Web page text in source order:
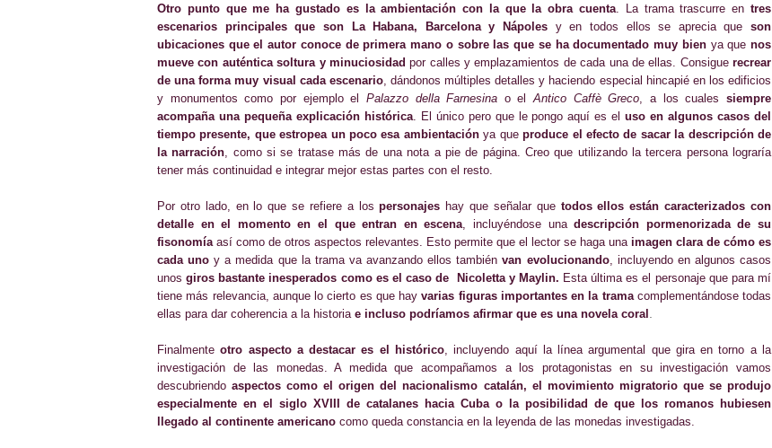
Otro punto que me ha gustado es la ambientación con la que la obra cuenta . La trama trascurre entres
escenarios principales que son La Habana, Barcelona y Nápoles y en todos ellos se aprecia que son
ubicaciones que el autor conoce de primera mano o sobre las que se ha documentado muy bienya quenos
mueve con auténtica soltura y minuciosidad por calles y emplazamientos de cada una de ellas. Consigue recrear
de una forma muy visual cada escenario, dándonos múltiples detalles y haciendo especial hincapié en los edificios
y monumentos como por ejemplo el Palazzo della Farnesina o elAntico Caffè Greco , a los cualessiempre
acompaña una pequeña explicación histórica. El único pero que le pongo aquí es eluso en algunos casos del
tiempo presente, que estropea un poco esa ambientaciónya queproduce el efecto de sacar la descripción de
la narración , como si se tratase más de una nota a pie de página. Creo que utilizando la tercera persona lograría
tener más continuidad e integrar mejor estas partes con el resto.
Por otro lado, en lo que se refiere a lospersonajes hay que señalar que todos ellos están caracterizados con
detalle en el momento en el que entran en escena , incluyéndose unadescripción pormenorizada de su
fisonomía así como de otros aspectos relevantes. Esto permite que el lector se haga una imagen clara de cómo es
cada uno y a medida que la trama va avanzando ellos tambiénvan evolucionando, incluyendo en algunos casos
unosgiros bastante inesperados como es el caso de Nicoletta y Maylin. Esta última es el personaje que para mí
tiene más relevancia, aunque lo cierto es que hayvarias figuras importantes en la tramacomplementándose todas
ellas para dar coherencia a la historia e incluso podríamos afirmar que es una novela coral
Finalmenteotro aspecto a destacar es el histórico, incluyendo aquí la línea argumental que gira en torno a la
investigación de las monedas. A medida que acompañamos a los protagonistas en su investigación vamos
descubriendoaspectos como el origen del nacionalismo catalán, el movimiento migratorio que se produjo
especialmente en el siglo XVIII de catalanes hacia Cuba o la posibilidad de que los romanos hubiesen
llegado al continente americano como queda constancia en la leyenda de las monedas investigadas.